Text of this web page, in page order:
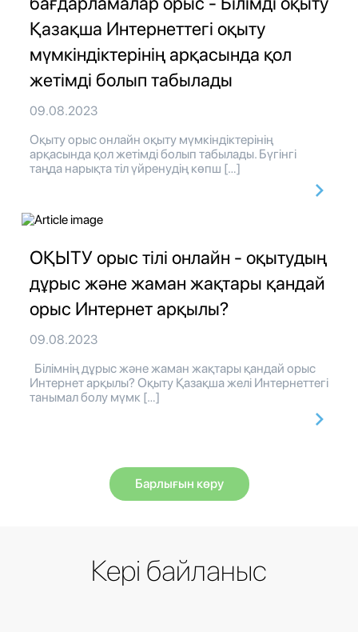
Қазақша Интернеттегі оқыту
мүмкіндіктерінің арқасында қол
жетімді болып табылады
09.08.2023
Оқыту орыс онлайн оқыту мүмкіндіктерінің
арқасында қол жетімді болып табылады. Бүгінгі
таңда нарықта тіл үйренудің көпш […]
ОҚЫТУ орыс тілі онлайн - оқытудың
дұрыс және жаман жақтары қандай
орыс Интернет арқылы?
09.08.2023
Білімнің дұрыс және жаман жақтары қандай орыс
Интернет арқылы? Оқыту Қазақша желі Интернеттегі
танымал болу мүмк […]
Барлығын көру
Кері байланыс